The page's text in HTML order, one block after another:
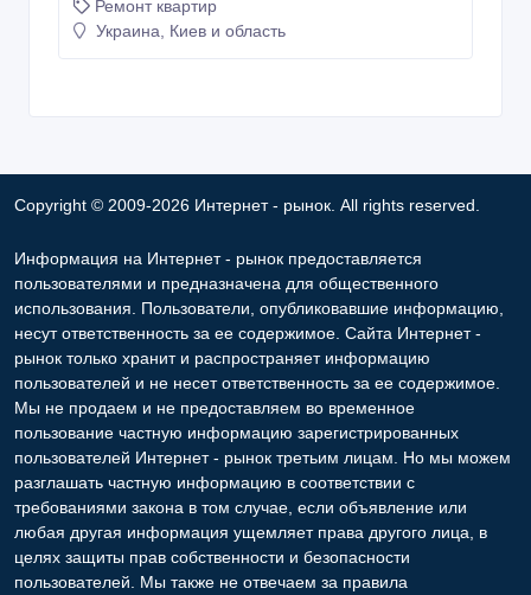
Ремонт квартир
Украина, Киев и область
Copyright © 2009-2026 Интернет - рынок. All rights reserved.
Информация на Интернет - рынок предоставляется
пользователями и предназначена для общественного
использования. Пользователи, опубликовавшие информацию,
несут ответственность за ее содержимое. Сайта Интернет -
рынок только хранит и распространяет информацию
пользователей и не несет ответственность за ее содержимое.
Мы не продаем и не предоставляем во временное
пользование частную информацию зарегистрированных
пользователей Интернет - рынок третьим лицам. Но мы можем
разглашать частную информацию в соответствии с
требованиями закона в том случае, если объявление или
любая другая информация ущемляет права другого лица, в
целях защиты прав собственности и безопасности
пользователей. Мы также не отвечаем за правила